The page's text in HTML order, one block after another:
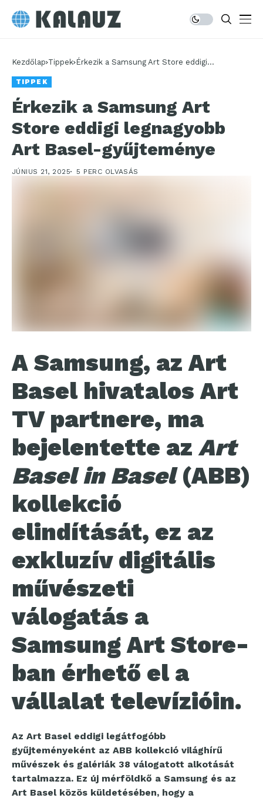
Kezdőlap Tippek Érkezik a Samsung Art Store eddigi
TIPPEK
Érkezik a Samsung Art
Store eddigi legnagyobb
Art Basel-gyűjteménye
JÚNIUS 21, 2025 5 PERC OLVASÁS
A Samsung, az Art
Basel hivatalos Art
TV partnere, ma
bejelentette azArt
Basel in Basel(ABB)
kollekció
elindítását, ez az
exkluzív digitális
művészeti
válogatás a
Samsung Art Store-
ban érhető el a
vállalat televízióin.
Az Art Basel eddigi legátfogóbb
gyűjteményeként az ABB kollekció világhírű
művészek és galériák 38 válogatott alkotását
tartalmazza. Ez új mérföldkő a Samsung és az
Art Basel közös küldetésében, hogy a